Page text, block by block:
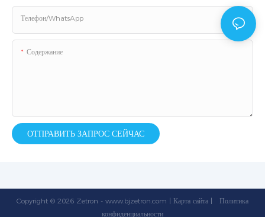
Телефон/WhatsApp
Содержание
ОТПРАВИТЬ ЗАПРОС СЕЙЧАС
Copyright © 2026 Zetron - www.bjzetron.com | Карта сайта |
Политика
конфиденциальности